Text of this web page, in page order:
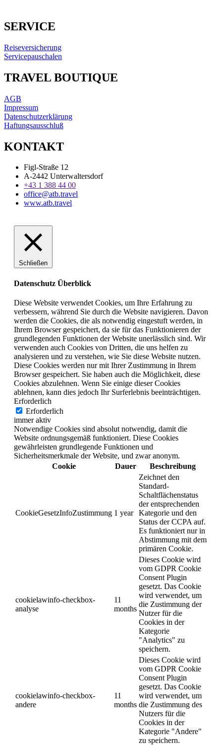
SERVICE
Reiseversicherung
Servicepauschalen
TRAVEL BOUTIQUE
AGB
Impressum
Datenschutzerklärung
Haftungsausschluß
KONTAKT
Figl-Straße 12
A-2442 Unterwaltersdorf
+43 1 388 44 00
office@atb.travel
www.atb.travel
Schließen
Datenschutz Überblick
Diese Website verwendet Cookies, um Ihre Erfahrung zu
verbessern, während Sie durch die Website navigieren. Davon
werden die Cookies, die als notwendig eingestuft werden, in
Ihrem Browser gespeichert, da sie für das Funktionieren der
grundlegenden Funktionen der Website unerlässlich sind. Wir
verwenden auch Cookies von Dritten, die uns helfen zu
analysieren und zu verstehen, wie Sie diese Website nutzen.
Diese Cookies werden nur mit Ihrer Zustimmung in Ihrem
Browser gespeichert. Sie haben auch die Möglichkeit, diese
Cookies abzulehnen. Wenn Sie einige dieser Cookies
ablehnen, kann dies jedoch Ihr Surferlebnis beeinträchtigen.
Erforderlich
Erforderlich
immer aktiv
Notwendige Cookies sind absolut notwendig, damit die
Website ordnungsgemäß funktioniert. Diese Cookies
gewährleisten grundlegende Funktionen und
Sicherheitsmerkmale der Website, und zwar anonym.
Cookie
Dauer Beschreibung
CookieGesetzInfoZustimmung 1 year
Zeichnet den
Standard-
Schaltflächenstatus
der entsprechenden
Kategorie und den
Status der CCPA auf.
Es funktioniert nur in
Abstimmung mit dem
primären Cookie.
cookielawinfo-checkbox-
analyse
11
months
Dieses Cookie wird
vom GDPR Cookie
Consent Plugin
gesetzt. Das Cookie
wird verwendet, um
die Zustimmung der
Nutzer für die
Cookies in der
Kategorie
"Analytics" zu
speichern.
cookielawinfo-checkbox-
andere
11
months
Dieses Cookie wird
vom GDPR Cookie
Consent Plugin
gesetzt. Das Cookie
wird verwendet, um
die Zustimmung des
Nutzers für die
Cookies in der
Kategorie "Andere"
zu speichern.